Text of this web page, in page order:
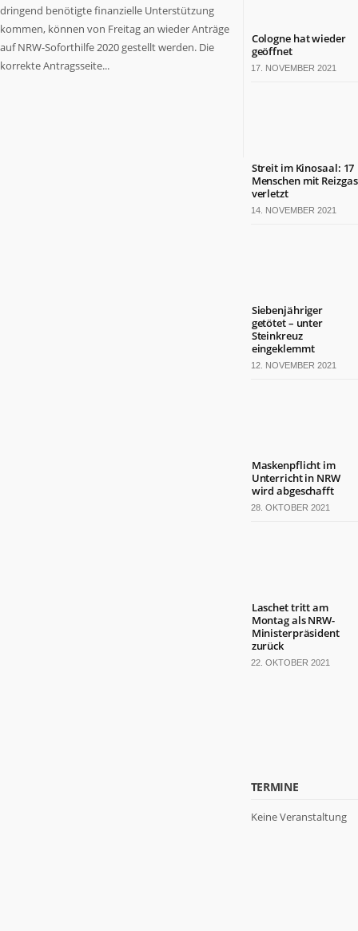
dringend benötigte finanzielle Unterstützung
kommen, können von Freitag an wieder Anträge
auf NRW-Soforthilfe 2020 gestellt werden. Die
korrekte Antragsseite...
Cologne hat wieder
geöffnet
17. NOVEMBER 2021
Streit im Kinosaal: 17
Menschen mit Reizgas
verletzt
14. NOVEMBER 2021
Siebenjähriger
getötet – unter
Steinkreuz
eingeklemmt
12. NOVEMBER 2021
Maskenpflicht im
Unterricht in NRW
wird abgeschafft
28. OKTOBER 2021
Laschet tritt am
Montag als NRW-
Ministerpräsident
zurück
22. OKTOBER 2021
TERMINE
Keine Veranstaltung